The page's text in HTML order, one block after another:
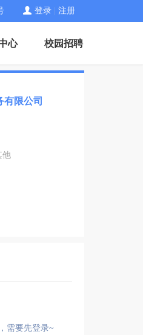
登录 注册
心 校园招聘
有限公司
他
需要先登录~